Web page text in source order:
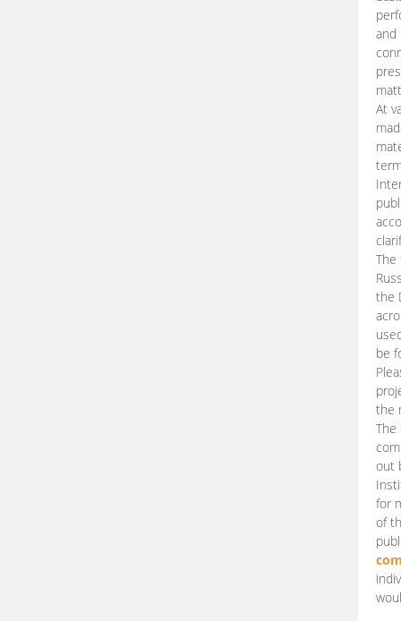
and
At
The
the
be
the
The
out
for
of